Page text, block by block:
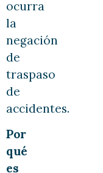
ocurra
la
negación
de
traspaso
de
accidentes.
Por
qué
es